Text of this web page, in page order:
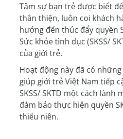
Tâm sự bạn trẻ được biết
thân thiện, luôn coi khách
hướng đến thúc đẩy quyền
Sức khỏe tình dục (SKSS/
của giới trẻ.
Hoạt động này đã có
giúp giới trẻ Việt Nam tiếp
SKSS/ SKTD một cách lành
đảm bảo thực hiện quyền
thiếu niên.